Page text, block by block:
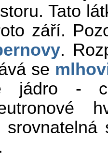
Tato
září.
.
se
jádro -
.